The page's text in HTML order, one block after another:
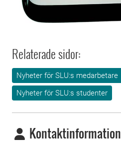
Relaterade sidor:
Nyheter för SLU:s medarbetare
Nyheter för SLU:s studenter
Kontaktinformation